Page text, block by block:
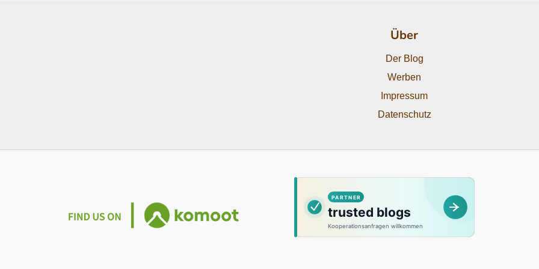
Über
Der Blog
Werben
Impressum
Datenschutz